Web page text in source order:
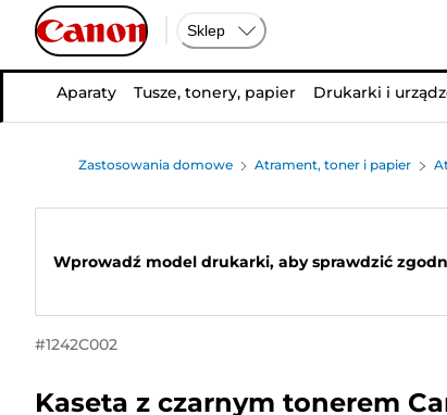
Sklep
Aparaty Tusze, tonery, papier Drukarki i
Zastosowania domowe Atrament, toner i papier
Wprowadź model drukarki, aby sprawdzić
#1242C002
Kaseta z czarnym tonerem